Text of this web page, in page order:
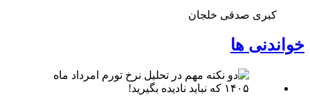
کبری صدقی خلجان
خواندنی ها